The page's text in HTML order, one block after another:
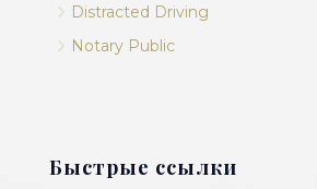
5 Distracted Driving
5 Notary Public
Быстрые ссылки